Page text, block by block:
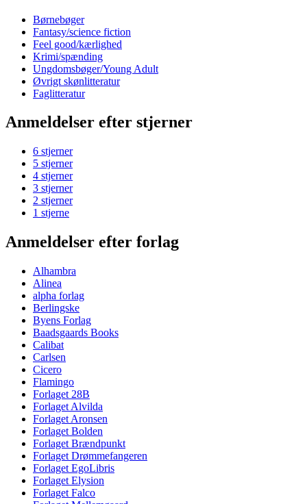
Børnebøger
Fantasy/science fiction
Feel good/kærlighed
Krimi/spænding
Ungdomsbøger/Young Adult
Øvrigt skønlitteratur
Faglitteratur
Anmeldelser efter stjerner
6 stjerner
5 stjerner
4 stjerner
3 stjerner
2 stjerner
1 stjerne
Anmeldelser efter forlag
Alhambra
Alinea
alpha forlag
Berlingske
Byens Forlag
Baadsgaards Books
Calibat
Carlsen
Cicero
Flamingo
Forlaget 28B
Forlaget Alvilda
Forlaget Aronsen
Forlaget Bolden
Forlaget Brændpunkt
Forlaget Drømmefangeren
Forlaget EgoLibris
Forlaget Elysion
Forlaget Falco